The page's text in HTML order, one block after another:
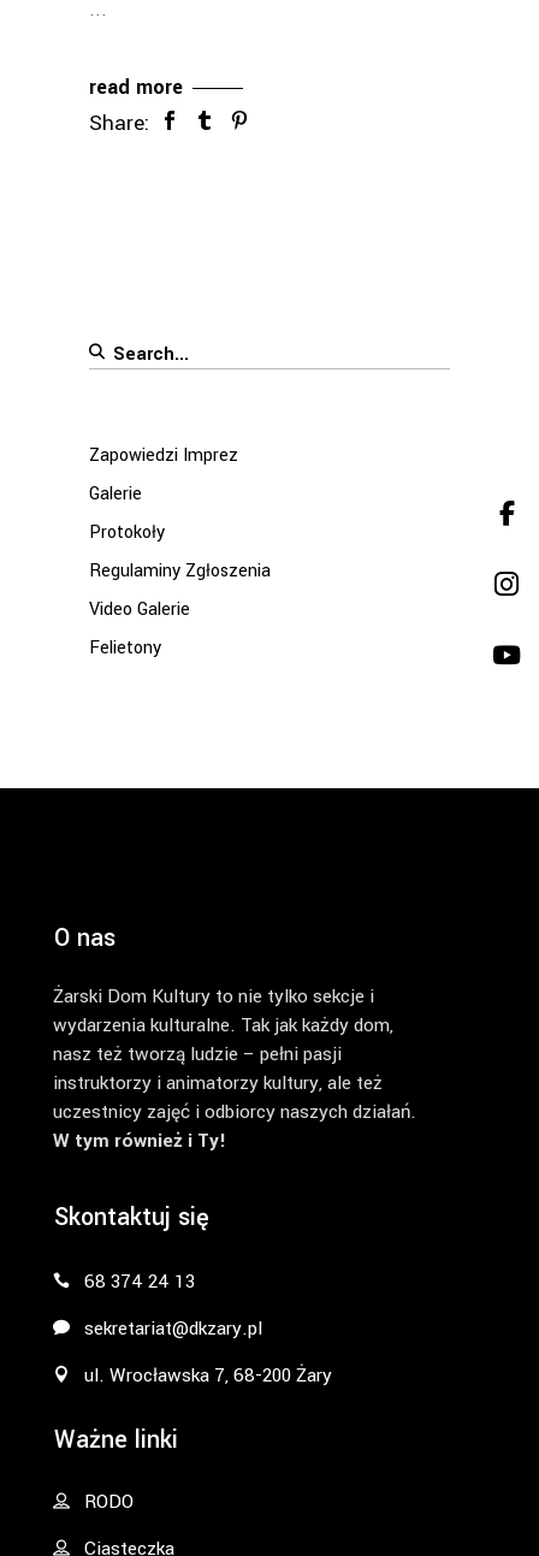
read more
Share:
Search
Zapowiedzi Imprez
Galerie
Protokoły
Regulaminy Zgłoszenia
Video Galerie
Felietony
O nas
Żarski Dom Kultury to nie tylko sekcje i
wydarzenia kulturalne. Tak jak każdy dom,
nasz też tworzą ludzie – pełni pasji
instruktorzy i animatorzy kultury, ale też
uczestnicy zajęć i odbiorcy naszych działań.
W tym również i Ty!
Skontaktuj się
68 374 24 13
sekretariat@dkzary.pl
ul. Wrocławska 7, 68-200 Żary
Ważne linki
RODO
Ciasteczka